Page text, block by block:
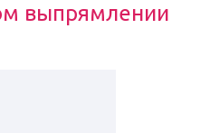
выпрямлении